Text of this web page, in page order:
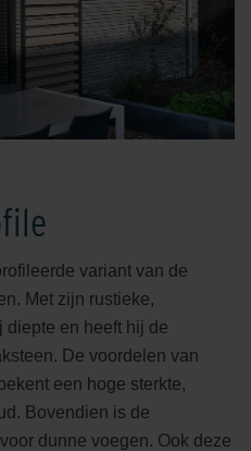
variant van de
Met zijn rustieke,
diepte en heeft hij de
De voordelen van
een hoge sterkte,
Bovendien is de
dunne voegen. Ook deze